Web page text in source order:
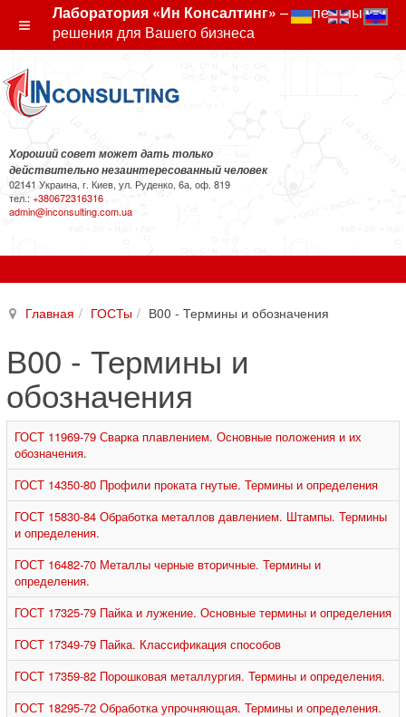
Лаборатория «Ин Консалтинг» – экспертные
решения для Вашего бизнеса
Хороший совет может дать только
действительно незаинтересованный человек
02141 Украина, г. Киев, ул. Руденко, 6а, оф. 819
тел.: +380672316316
admin@inconsulting.com.ua
Главная ГОСТы В00 - Термины и обозначения
В00 - Термины и
обозначения
ГОСТ 11969-79 Сварка плавлением. Основные положения и их
обозначения.
ГОСТ 14350-80 Профили проката гнутые. Термины и определения
ГОСТ 15830-84 Обработка металлов давлением. Штампы. Термины
и определения.
ГОСТ 16482-70 Металлы черные вторичные. Термины и
определения.
ГОСТ 17325-79 Пайка и лужение. Основные термины и определения
ГОСТ 17349-79 Пайка. Классификация способов
ГОСТ 17359-82 Порошковая металлургия. Термины и определения.
ГОСТ 18295-72 Обработка упрочняющая. Термины и определения.